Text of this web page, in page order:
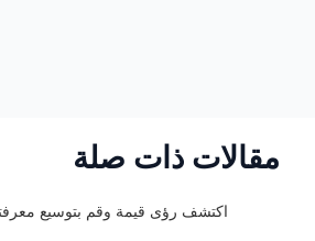
مقالات ذات صلة
اكتشف رؤى قيمة وقم بتوسيع